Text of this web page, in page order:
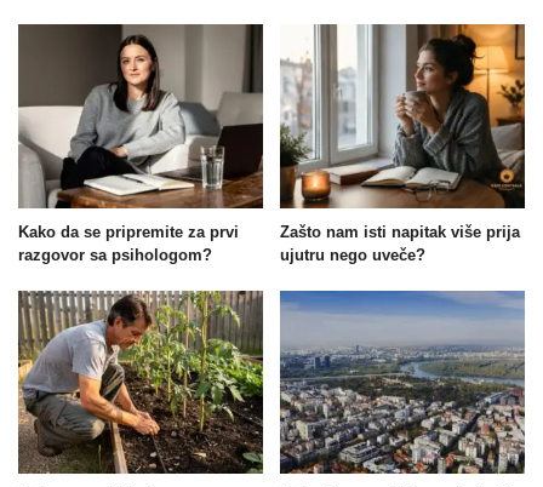
Kako da se pripremite za prvi
razgovor sa psihologom?
Zašto nam isti napitak više prija
ujutru nego uveče?